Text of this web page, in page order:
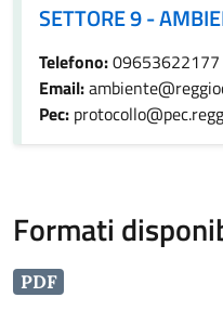
SETTORE 9 -
Telefono:09653622177
Email:
Pec:
Formati
PDF